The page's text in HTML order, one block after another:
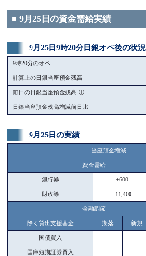
■ 9月25日の資金需給実績
9月25日9時20分日銀オペ後の状況
9時20分のオペ
計算上の日銀当座預金残高
前日の日銀当座預金残高-①
日銀当座預金残高増減前日比
9月25日の実績
当座預金増減
資金需給
銀行券 +600
財政等 +11,400
金融調節
除く貸出支援基金 期落 新規
国債買入
国庫短期証券買入